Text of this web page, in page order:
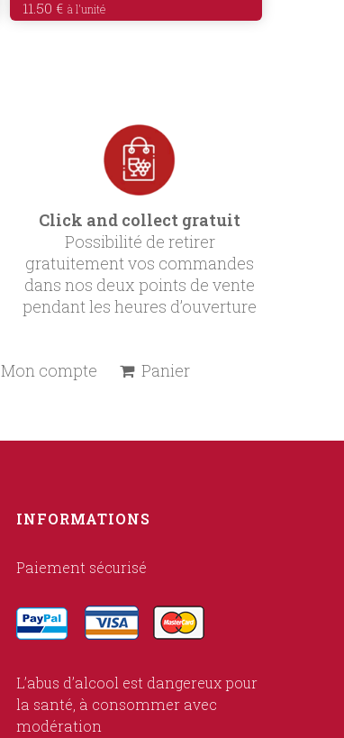
11.50 €
Click and collect gratuit
Possibilité de retirer
gratuitement vos commandes
dans nos deux points de vente
pendant les heures d’ouverture
Mon compte Panier
INFORMATIONS
Paiement sécurisé
L’abus d’alcool est dangereux pour
la santé, à consommer avec
modération